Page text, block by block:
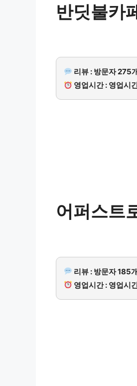
반딧불카
리뷰 : 방문자 275
영업시간 : 영업시
어퍼스트
리뷰 : 방문자 185
영업시간 : 영업시